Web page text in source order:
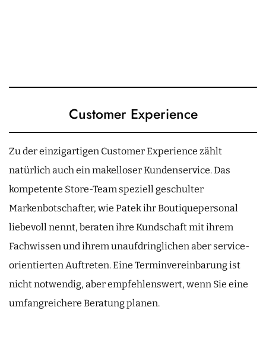
Customer Experience
Zu der einzigartigen Customer Experience zählt
natürlich auch ein makelloser Kundenservice. Das
kompetente Store-Team speziell geschulter
Markenbotschafter, wie Patek ihr Boutiquepersonal
liebevoll nennt, beraten ihre Kundschaft mit ihrem
Fachwissen und ihrem unaufdringlichen aber service-
orientierten Auftreten. Eine Terminvereinbarung ist
nicht notwendig, aber empfehlenswert, wenn Sie eine
umfangreichere Beratung planen.